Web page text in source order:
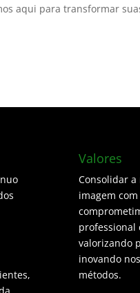
aqui para transformar
Valores
Consolidar a
imagem com
professional
valorizando
inovando
métodos.